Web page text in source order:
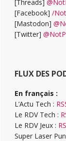
[Threads]
[Facebook] /
[Mastodon]
[Twitter]
FLUX DES
En français :
L’Actu Tech :
Le RDV Tech :
Le RDV Jeux :
Super Laser